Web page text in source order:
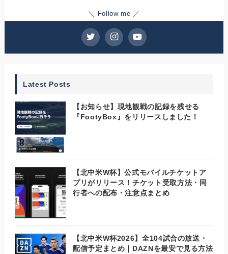
＼ Follow me ／
Latest Posts
【お知らせ】現地観戦の記録を残せる
『FootyBox』をリリースしました！
【北中米W杯】公式モバイルチケットア
プリがリリース！チケット受取方法・同
行者への配布・注意点まとめ
【北中米W杯2026】全104試合の放送・
配信予定まとめ｜DAZNを最安で見る方法